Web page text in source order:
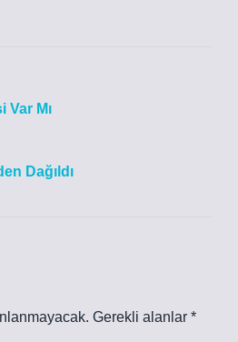
Var Mı
Dağıldı
Gerekli alanlar *